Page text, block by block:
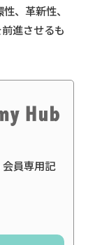
、革新性、
進させるも
員専用記